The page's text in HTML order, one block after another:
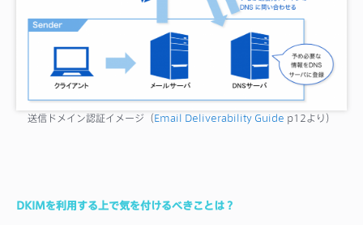
送信ドメイン認証イメージ（Email Deliverability Guide p12より）
DKIMを利用する上で気を付けるべきことは？